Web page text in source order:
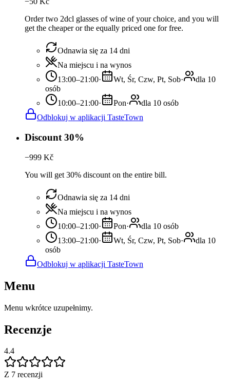
Order two 2dcl glasses of wine of your choice, and you will
get the cheaper or the equally priced one for free.
Odnawia się za 14 dni
Na miejscu i na wynos
13:00–21:00· Wt, Śr, Czw, Pt, Sob·
dla 10
osób
10:00–21:00· Pon·
dla 10 osób
Odblokuj w aplikacji TasteTown
Discount 30%
−999 Kč
You will get 30% discount on the entire bill.
Odnawia się za 14 dni
Na miejscu i na wynos
10:00–21:00· Pon·
dla 10 osób
13:00–21:00· Wt, Śr, Czw, Pt, Sob·
dla 10
osób
Odblokuj w aplikacji TasteTown
Menu
Menu wkrótce uzupełnimy.
Recenzje
4.4
Z 7 recenzji